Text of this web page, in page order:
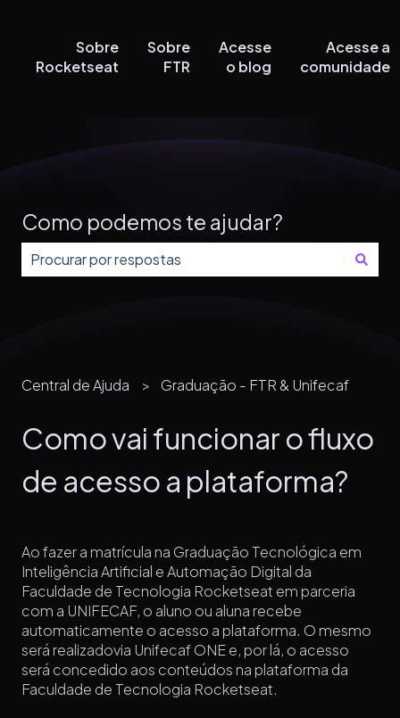
Sobre
Rocketseat
Sobre
FTR
Acesse
o blog
Acesse a
comunidade
Como podemos te ajudar?
Central de Ajuda Graduação - FTR & Unifecaf
Como vai funcionar o fluxo
de acesso a plataforma?
Ao fazer a matrícula na Graduação Tecnológica em
Inteligência Artificial e Automação Digital da
Faculdade de Tecnologia Rocketseat em parceria
com a UNIFECAF, o aluno ou aluna recebe
automaticamente o acesso a plataforma. O mesmo
será realizadovia Unifecaf ONE e, por lá, o acesso
será concedido aos conteúdos na plataforma da
Faculdade de Tecnologia Rocketseat.